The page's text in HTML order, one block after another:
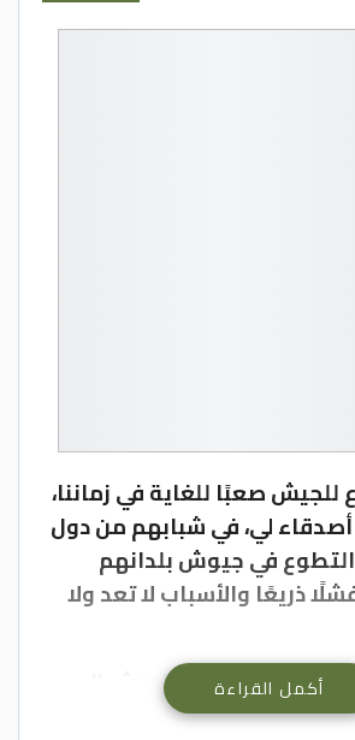
صعبًا للغاية في زماننا،
لي، في شبابهم من دول
التطوع في جيوش بلدانهم
ذريعًا والأسباب لا تعد ولا
يحتاج من يتطوع للجيش إلى
قد لا تتوافر لدى الكثيرين
أكمل القراءة